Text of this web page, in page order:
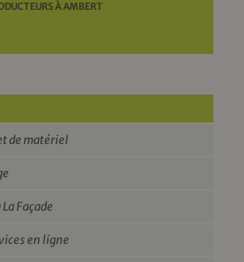
À AMBERT
de matériel
Façade
en ligne